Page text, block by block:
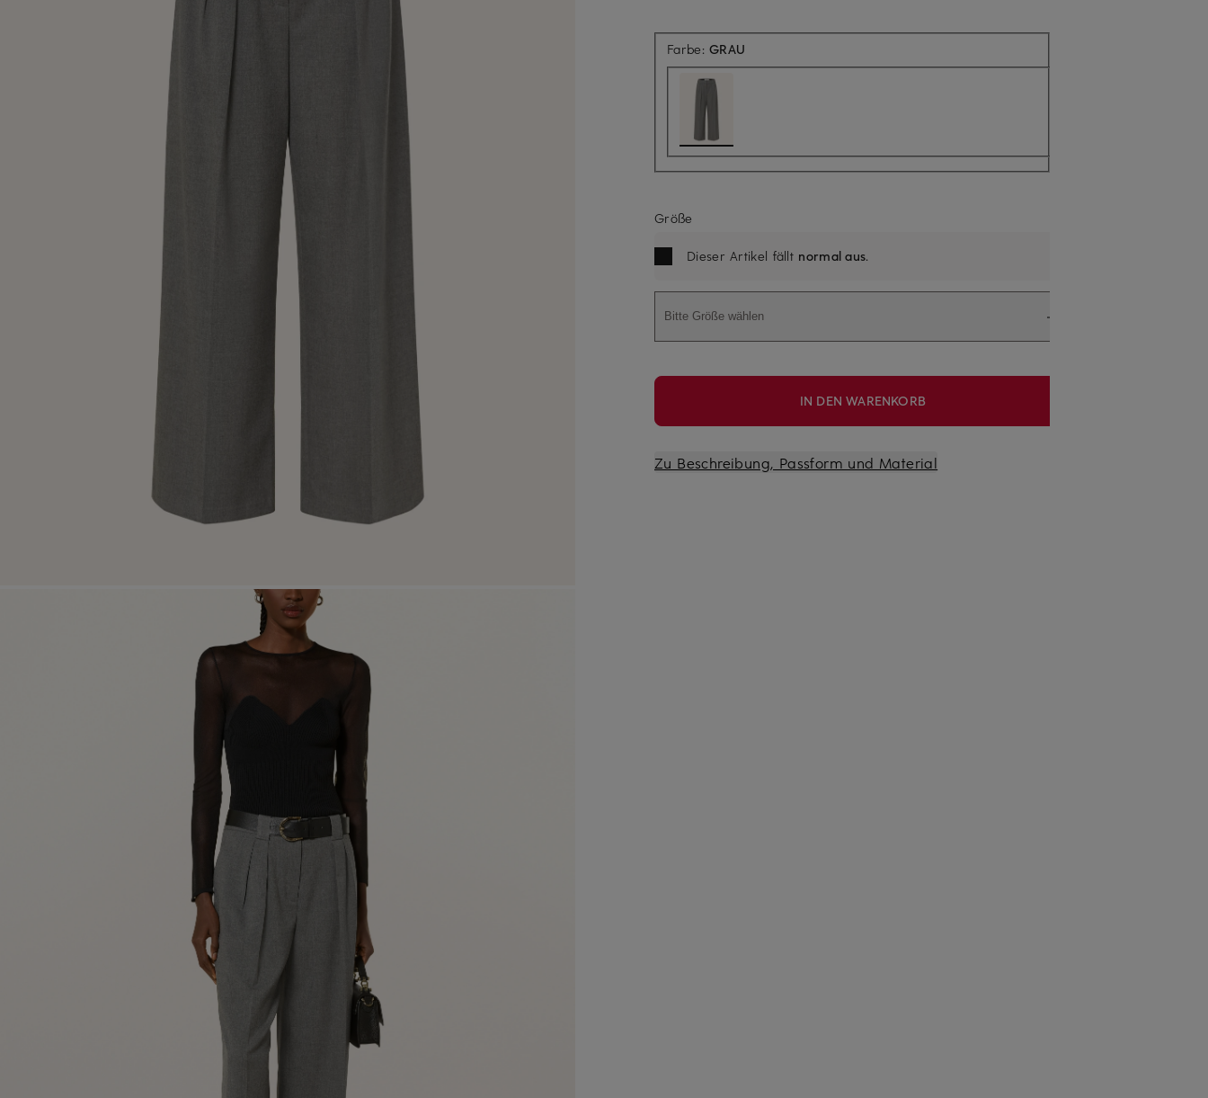
Farbe:GRAU
Größe
Dieser Artikel fällt normal aus.
Bitte Größe wählen
IN DEN WARENKORB
Zu Beschreibung, Passform und Material